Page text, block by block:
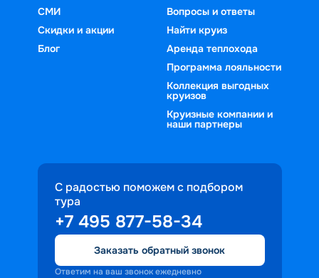
СМИ
Скидки и акции
Блог
Вопросы и ответы
Найти круиз
Аренда теплохода
Программа лояльности
Коллекция выгодных
круизов
Круизные компании и
наши партнеры
С радостью поможем с подбором
тура
+7 495 877-58-34
Заказать обратный звонок
Ответим на ваш звонок ежедневно